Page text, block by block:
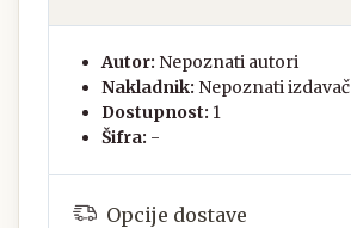
Autor: Nepoznati autori
Nakladnik: Nepoznati izdavač
Dostupnost: 1
Šifra: -
Opcije dostave